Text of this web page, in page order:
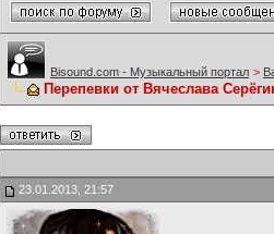
Bisound.com - Музыкальный портал >
Перепевки от Вячеслава
23.01.2013, 21:57